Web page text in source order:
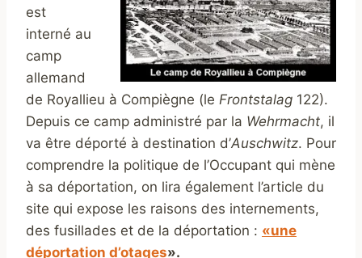
est
interné au
camp
allemand
de Royallieu à Compiègne (le Frontstalag 122).
Depuis ce camp administré par la Wehrmacht, il
va être déporté à destination d’Auschwitz. Pour
comprendre la politique de l’Occupant qui mène
à sa déportation, on lira également l’article du
site qui expose les raisons des internements,
des fusillades et de la déportation : «une
déportation d’otages».